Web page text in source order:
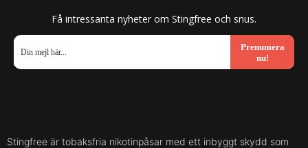
Få intressanta nyheter om Stingfree och snus.
Prenumera
nu!
Stingfree är tobaksfria nikotinpåsar med ett inbyggt skydd som